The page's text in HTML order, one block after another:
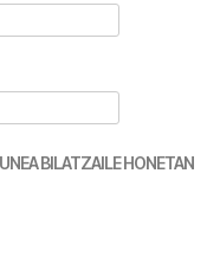
BILATZAILE HONETAN